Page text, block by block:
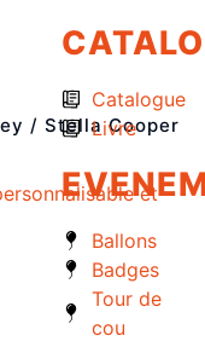
Catalogue
Livre
Ballons
Badges
Tour de
cou
/ Stella Cooper